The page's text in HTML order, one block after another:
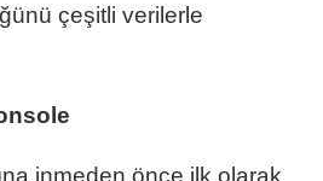
çeşitli verilerle
inmeden önce ilk olarak